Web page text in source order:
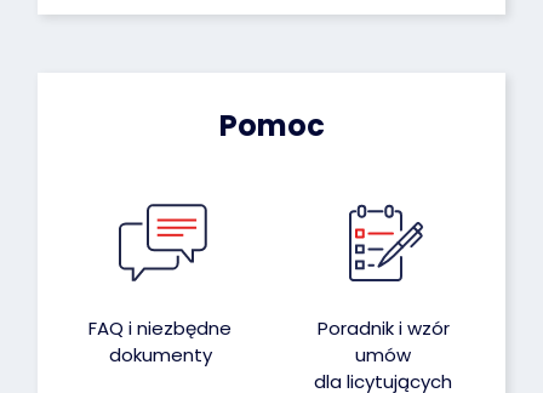
Pomoc
FAQ i niezbędne
dokumenty
Poradnik i wzór
umów
dla licytujących